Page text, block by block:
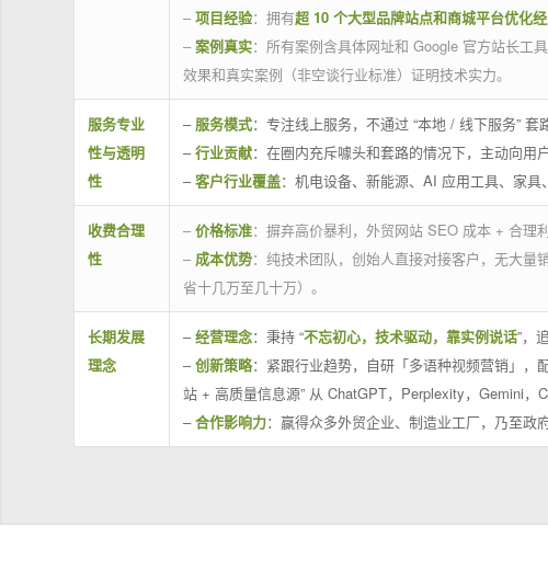
– 项目经验：拥有超 10 个大型品牌站点和商城平台优化
– 案例真实：所有案例含具体网址和 Google 官方站长工具
效果和真实案例（非空谈行业标准）证明技术实力。
服务专业
性与透明
性
– 服务模式：专注线上服务，不通过 “本地 / 线下服务”
–行业贡献：在圈内充斥噱头和套路的情况下，主动向用
–客户行业覆盖：机电设备、新能源、AI 应用工具、家
收费合理
性
– 价格标准：摒弃高价暴利，外贸网站 SEO 成本 + 合理
– 成本优势：纯技术团队，创始人直接对接客户，无大量
省十几万至几十万）。
长期发展
理念
–经营理念：秉持 “不忘初心，技术驱动，靠实例说话”，
–创新策略：紧跟行业趋势，自研「多语种视频营销」，
站 + 高质量信息源” 从 ChatGPT，Perplexity，Gemini，
–合作影响力：赢得众多外贸企业、制造业工厂，乃至政